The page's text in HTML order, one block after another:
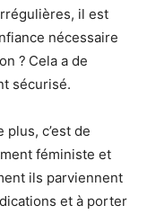
il est
nécessaire
? Cela a de
sécurisé.
c’est de
féministe et
ils parviennent
et à porter